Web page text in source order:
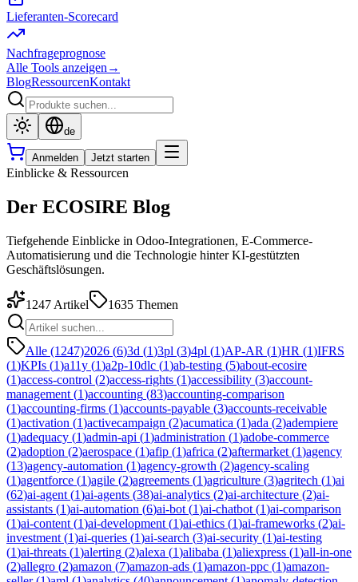
Lieferanten-Scorecard
Nachfrageprognose
Alle Tools anzeigen →
BlogRessourcenKontakt
de
Anmelden Jetzt starten
Einblicke & Ressourcen
Der ECOSIRE Blog
Tiefgehende Einblicke in Odoo-Integrationen, E-Commerce-
Automatisierung und die Technologie hinter KI-gestützten
Geschäftslösungen.
1247 Artikel 1635 Themen
Alle (1247)2026 (6)3d (1)3pl (3)4pl (1)AP-AR (1)HR (1)IFRS
(1)KPIs (1)a11y (1)a2p-10dlc (1)ab-testing (5)about-ecosire
(1)access-control (2)access-rights (1)accessibility (3)account-
management (1)accounting (83)accounting-comparison
(1)accounting-firms (1)accounts-payable (3)accounts-receivable
(1)activation (1)activecampaign (2)acumatica (1)ada (2)adempiere
(1)adequacy (1)admin-api (1)administration (1)adobe-commerce
(2)adoption (2)aerospace (1)afip (1)africa (2)aftermarket (1)agency
(13)agency-automation (1)agency-growth (2)agency-scaling
(1)agentforce (1)agile (2)agreements (1)agriculture (3)agritech (1)ai
(62)ai-agent (1)ai-agents (38)ai-analytics (2)ai-architecture (2)ai-
assistants (1)ai-automation (6)ai-bot (1)ai-chatbot (1)ai-comparison
(1)ai-content (1)ai-development (1)ai-ethics (1)ai-frameworks (2)ai-
investment (1)ai-queries (1)ai-search (3)ai-security (1)ai-testing
(1)ai-threats (1)alerting (2)alexa (1)alibaba (1)aliexpress (1)all-in-one
(2)allegro (2)amazon (7)amazon-ads (1)amazon-ppc (1)amazon-